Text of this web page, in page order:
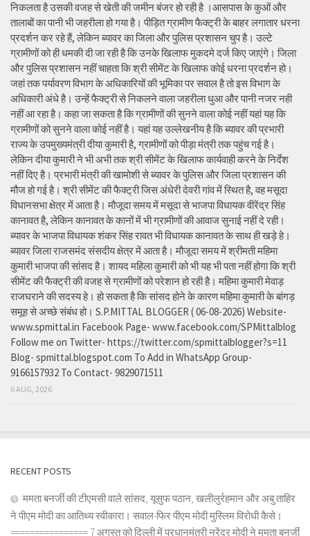
निकलता है उसकी वजह से खेती की जमीन बंजर हो रही है ।आसपास के कुओं और
तालाबों का पानी भी जहरीला हो गया है। पीड़ित ग्रामीण फैक्ट्री के बाहर लगातार धरना
प्रदर्शन कर रहे हैं, लेकिन ब्यावर का जिला और पुलिस प्रशासन चुप है। उल्टे
ग्रामीणों को ही धमकी दी जा रही है कि उनके खिलाफ मुकदमे दर्ज किए जाएंगे। जिला
और पुलिस प्रशासन नहीं चाहता कि श्री सीमेंट के खिलाफ कोई धरना प्रदर्शन हो।
जहां तक पर्यावरण विभाग के अधिकारियों की भूमिका पर सवाल है तो इस विभाग के
अधिकारी अंधे है। उन्हें फैक्ट्री से निकलने वाला जहरीला धुआ और पानी नजर नही
नहीं आ रहा है। कहा जा सकता है कि ग्रामीणों की सुनने वाला कोई नहीं यहां यह कि
ग्रामीणों को सुनने वाला कोई नहीं है। यहां यह उल्लेखनीय है कि ब्यावर की प्रभारी
राज्य के उपमुख्यमंत्री दीया कुमारी है, ग्रामीणों को पीड़ा मंत्री तक पहुंच गई है।
लेकिन दीया कुमारी ने भी अभी तक श्री सीमेंट के खिलाफ कार्यवाही करने के निर्देश
नहीं दिए है। प्रभारी मंत्री की खामोशी से ब्यावर के पुलिस और जिला प्रशासन की
मौज हो गई है। श्री सीमेंट की फैक्ट्री जिस अंधेरी देवरी गांव में स्थित है, वह मसूदा
विधानसभा क्षेत्र में आता है। मौजूदा समय में मसूदा से भाजपा विधायक वीरेंद्र सिंह
कानावत है, लेकिन कानावत के कानों में भी ग्रामीणों की आवाज सुनाई नहीं दे रही।
ब्यावर के भाजपा विधायक शंकर सिंह रावत भी विधायक कानावत के साथ ही खड़े हे।
ब्यावर जिला राजसमंद संसदीय क्षेत्र में आता है। मौजूदा समय में श्रीमती महिमा
कुमारी भाजपा की सांसद है। शायद महिला कुमारी को भी यह भी पता नहीं होगा कि श्री
सीमेंट की फैक्ट्री की वजह से ग्रामीणों को परेशान हो रही है। महिमा कुमारी मेवाड़
राजघराने की सदस्य हे। हो सकता है कि सांसद होने के कारण महिमा कुमारी के बांगड़
समूह से अच्छे संबंध हो। S.P.MITTAL BLOGGER ( 06-08-2026) Website-
www.spmittal.in Facebook Page- www.facebook.com/SPMittalblog
Follow me on Twitter- https://twitter.com/spmittalblogger?s=11
Blog- spmittal.blogspot.com To Add in WhatsApp Group-
9166157932 To Contact- 9829071511
6 AUG, 2026
RECENT POSTS
ममता बनर्जी की टीएमसी वाले सांसद, यूसुफ पठान, खलीलुर्रहमान और अबु ताहिर
ने पीएम मोदी का आतिथ्य स्वीकारा। सवाल-फिर पीएम मोदी मुस्लिम विरोधी कैसे।
================ 7 अगस्त को दिल्ली में प्रधानमंत्री नरेंद्र मोदी ने ममता बनर्जी